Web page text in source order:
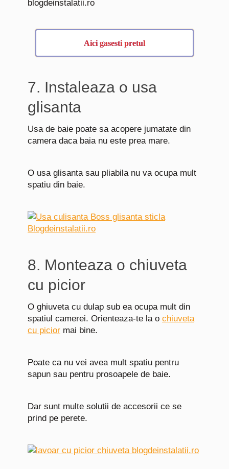
Aici gasesti pretul
7. Instaleaza o usa
glisanta
Usa de baie poate sa acopere jumatate din
camera daca baia nu este prea mare.
O usa glisanta sau pliabila nu va ocupa mult
spatiu din baie.
8. Monteaza o chiuveta
cu picior
O ghiuveta cu dulap sub ea ocupa mult din
spatiul camerei. Orienteaza-te la o chiuveta
cu picior mai bine.
Poate ca nu vei avea mult spatiu pentru
sapun sau pentru prosoapele de baie.
Dar sunt multe solutii de accesorii ce se
prind pe perete.